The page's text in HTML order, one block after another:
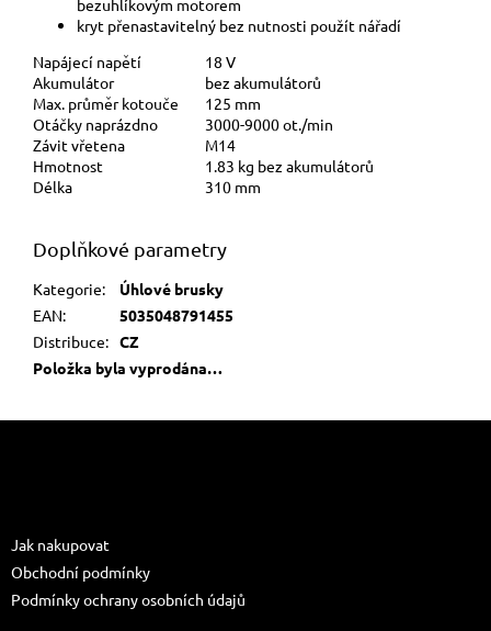
bezuhlíkovým motorem
kryt přenastavitelný bez nutnosti použít nářadí
Napájecí napětí
18 V
Akumulátor
bez akumulátorů
Max. průměr kotouče 125 mm
Otáčky naprázdno
3000-9000 ot./min
Závit vřetena
M14
Hmotnost
1.83 kg bez akumulátorů
Délka
310 mm
Doplňkové parametry
Kategorie:
Úhlové brusky
EAN:
5035048791455
Distribuce: CZ
Položka byla vyprodána…
Jak nakupovat
Obchodní podmínky
Podmínky ochrany osobních údajů